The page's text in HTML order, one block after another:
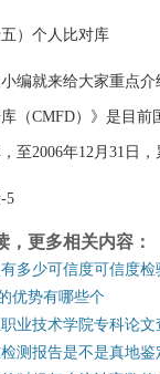
五）个人比对库
编就来给大家重点
（CMFD）》是目
至2006年12月31日
5
，更多相关内容：
多少可信度可信度检
优势有哪些个
业技术学院专科论
测报告是不是真地鉴